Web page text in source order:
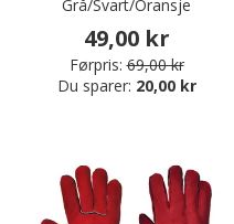
Grå/Svart/Oransje
49,00 kr
Førpris: 69,00 kr
Du sparer: 20,00 kr